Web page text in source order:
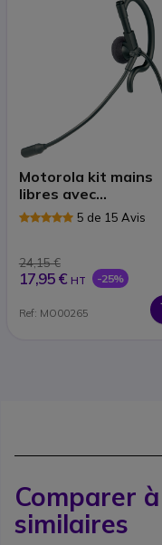
Motorola kit mains
libres avec
microphone5 de 15 Avis
24,15 €
17,95 € HT -25%
Ref: MO00265
Comparer
similaires